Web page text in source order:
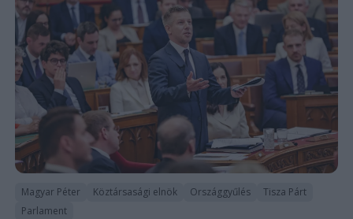
Magyar Péter Köztársasági elnök Országgyűlés
Tisza Párt
Parlament